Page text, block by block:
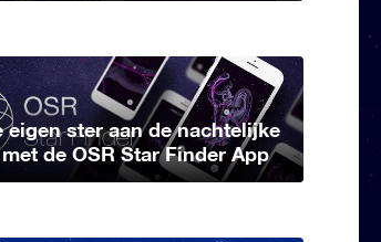
eigen ster aan de nachtelijke
de OSR Star Finder App